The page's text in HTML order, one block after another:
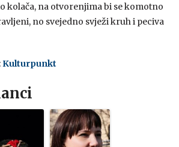
kolača, na otvorenjima bi se komotno
no svejedno svježi kruh i peciva
Kulturpunkt